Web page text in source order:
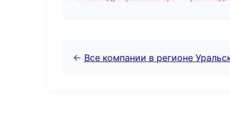
← Все компании в регионе